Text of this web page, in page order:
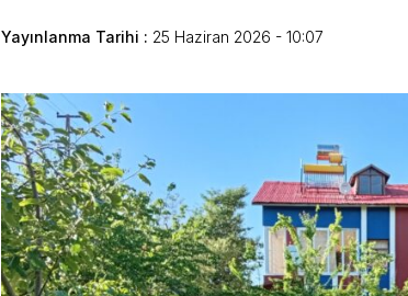
Yayınlanma Tarihi : 25 Haziran 2026 - 10:07